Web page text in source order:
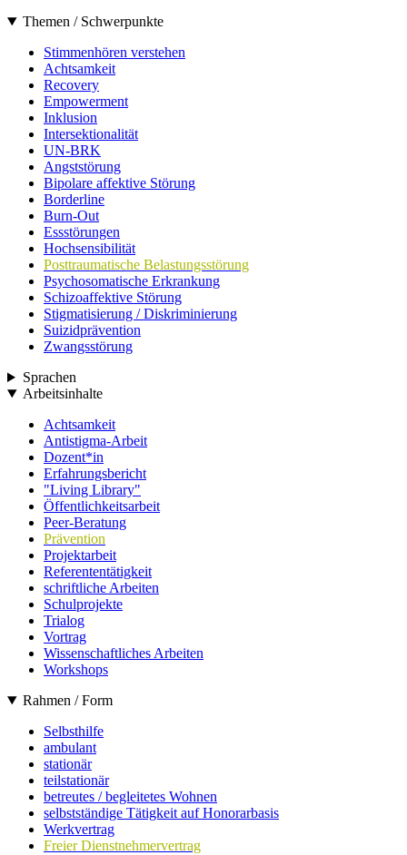
Themen / Schwerpunkte
Stimmenhören verstehen
Achtsamkeit
Recovery
Empowerment
Inklusion
Intersektionalität
UN-BRK
Angststörung
Bipolare affektive Störung
Borderline
Burn-Out
Essstörungen
Hochsensibilität
Posttraumatische Belastungsstörung
Psychosomatische Erkrankung
Schizoaffektive Störung
Stigmatisierung / Diskriminierung
Suizidprävention
Zwangsstörung
Sprachen
Arbeitsinhalte
Achtsamkeit
Antistigma-Arbeit
Dozent*in
Erfahrungsbericht
"Living Library"
Öffentlichkeitsarbeit
Peer-Beratung
Prävention
Projektarbeit
Referententätigkeit
schriftliche Arbeiten
Schulprojekte
Trialog
Vortrag
Wissenschaftliches Arbeiten
Workshops
Rahmen / Form
Selbsthilfe
ambulant
stationär
teilstationär
betreutes / begleitetes Wohnen
selbstständige Tätigkeit auf Honorarbasis
Werkvertrag
Freier Dienstnehmervertrag